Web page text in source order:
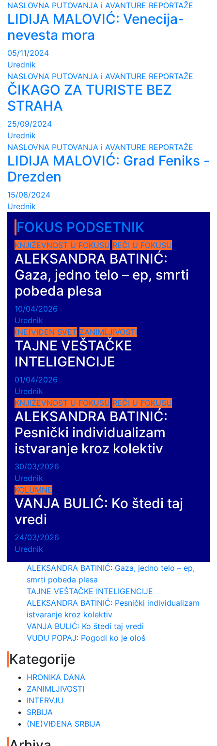
NASLOVNA PUTOVANJA i AVANTURE REPORTAŽE
LIDIJA MALOVIĆ: Venecija-
nevesta mora
05/11/2024
Urednik
NASLOVNA PUTOVANJA i AVANTURE REPORTAŽE
ČIKAGO ZA TURISTE BEZ
STRAHA
25/09/2024
Urednik
NASLOVNA PUTOVANJA i AVANTURE REPORTAŽE
LIDIJA MALOVIĆ: Grad Feniks -
Drezden
15/08/2024
Urednik
FOKUS PODSETNIK
KNJIŽEVNOST U FOKUSU REČI U FOKUSU
ALEKSANDRA BATINIĆ:
Gaza, jedno telo – ep, smrti
pobeda plesa
10/04/2026
Urednik
(NE)VIĐEN SVET ZANIMLJIVOSTI
TAJNE VEŠTAČKE
INTELIGENCIJE
01/04/2026
Urednik
KNJIŽEVNOST U FOKUSU REČI U FOKUSU
ALEKSANDRA BATINIĆ:
Pesnički individualizam
istvaranje kroz kolektiv
30/03/2026
Urednik
KOLUMNE
VANJA BULIĆ: Ko štedi taj
vredi
24/03/2026
Urednik
ALEKSANDRA BATINIĆ: Gaza, jedno telo – ep,
smrti pobeda plesa
TAJNE VEŠTAČKE INTELIGENCIJE
ALEKSANDRA BATINIĆ: Pesnički individualizam
istvaranje kroz kolektiv
VANJA BULIĆ: Ko štedi taj vredi
VUDU POPAJ: Pogodi ko je ološ
Kategorije
HRONIKA DANA
ZANIMLJIVOSTI
INTERVJU
SRBIJA
(NE)VIĐENA SRBIJA